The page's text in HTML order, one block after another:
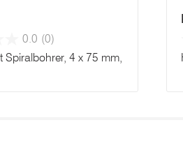
0.0 (0)
Spiralbohrer, 4 x 75 mm,